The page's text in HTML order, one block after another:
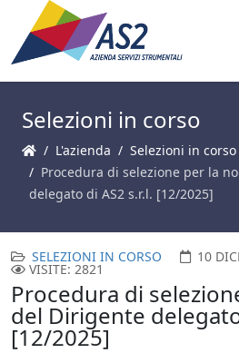
Selezioni in corso
L'azienda
Selezioni in corso
Procedura di selezione per la
delegato di AS2 s.r.l. [12/2025]
SELEZIONI IN CORSO 10
VISITE: 2821
Procedura di
del Dirigente
[12/2025]